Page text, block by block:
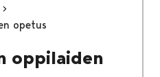
opetus
oppilaiden